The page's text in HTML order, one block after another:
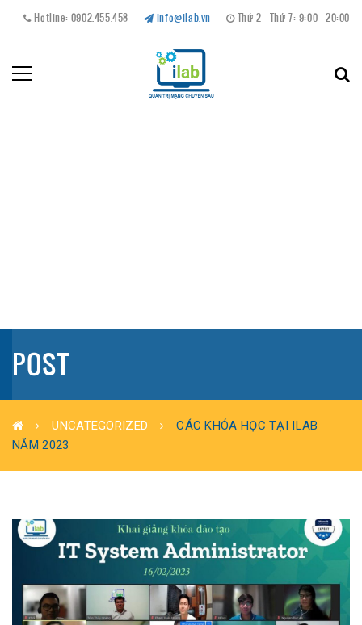
Hotline: 0902.455.458 info@ilab.vn Thứ 2 - Thứ 7: 9:00 - 20:00
POST
UNCATEGORIZED
CÁC KHÓA HỌC TẠI ILAB
NĂM 2023